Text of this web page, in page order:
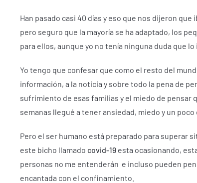
Han pasado casi 40 días y eso que nos dijeron que
pero seguro que la mayoría se ha adaptado, los
para ellos, aunque yo no tenía ninguna duda que
Yo tengo que confesar que como el resto del
información, a la noticia y sobre todo la pena de
sufrimiento de esas familias y el miedo de pensar
semanas llegué a tener ansiedad, miedo y un poco
Pero el ser humano está preparado para superar
este bicho llamado covid-19 esta ocasionando,
personas no me entenderán e incluso pueden
encantada con el confinamiento.